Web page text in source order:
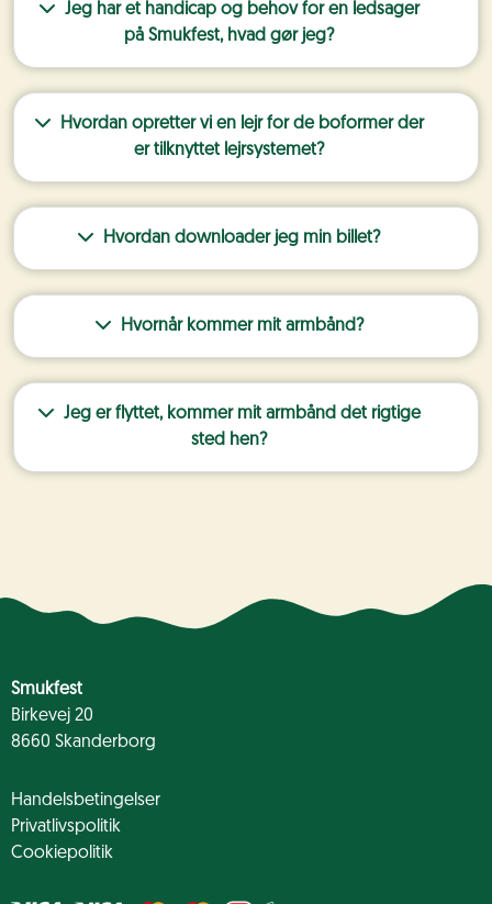
Jeg har et handicap og behov for en ledsager
på Smukfest, hvad gør jeg?
Hvordan opretter vi en lejr for de boformer der
er tilknyttet lejrsystemet?
Hvordan downloader jeg min billet?
Hvornår kommer mit armbånd?
Jeg er flyttet, kommer mit armbånd det rigtige
sted hen?
Smukfest
Birkevej 20
8660 Skanderborg
Handelsbetingelser
Privatlivspolitik
Cookiepolitik